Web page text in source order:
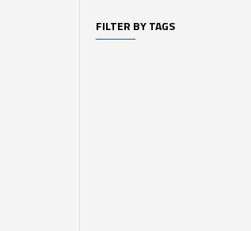
FILTER BY TAGS